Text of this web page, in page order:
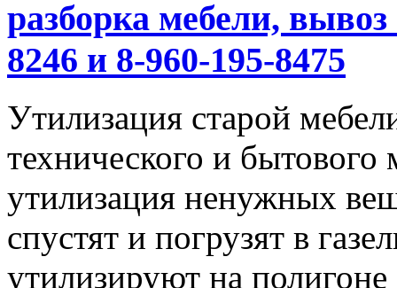
разборка мебели,
8246 и 8-960-195-8475
Утилизация старой
технического и
утилизация ненужных
спустят и погрузят в
утилизируют на полигоне